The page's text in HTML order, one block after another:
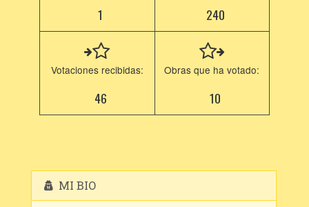
1 240
Votaciones recibidas:
46
Obras que ha votado:
10
MI BIO